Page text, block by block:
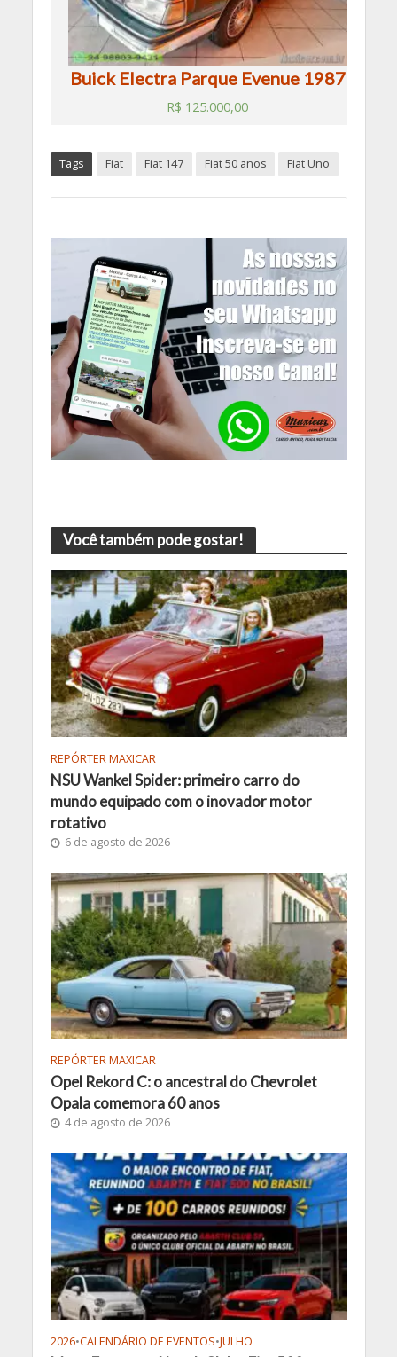
Buick Electra Parque Evenue 1987
R$ 125.000,00
Tags Fiat Fiat 147 Fiat 50 anos Fiat Uno
Você também pode gostar!
REPÓRTER MAXICAR
NSU Wankel Spider: primeiro carro do
mundo equipado com o inovador motor
rotativo
6 de agosto de 2026
REPÓRTER MAXICAR
Opel Rekord C: o ancestral do Chevrolet
Opala comemora 60 anos
4 de agosto de 2026
2026•CALENDÁRIO DE EVENTOS•JULHO